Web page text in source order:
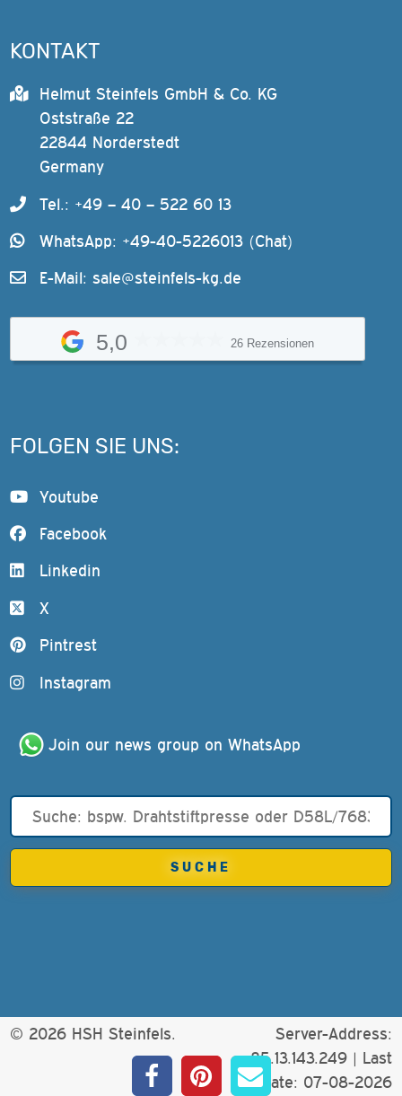
KONTAKT
Helmut Steinfels GmbH & Co. KG
Oststraße 22
22844 Norderstedt
Germany
Tel.: +49 – 40 – 522 60 13
WhatsApp: +49-40-5226013 (Chat)
E-Mail: sale@steinfels-kg.de
5,0 26 Rezensionen
FOLGEN SIE UNS:
Youtube
Facebook
Linkedin
X
Pintrest
Instagram
Join our news group on WhatsApp
© 2026 HSH Steinfels.
Server-Address:
85.13.143.249 | Last
update: 07-08-2026